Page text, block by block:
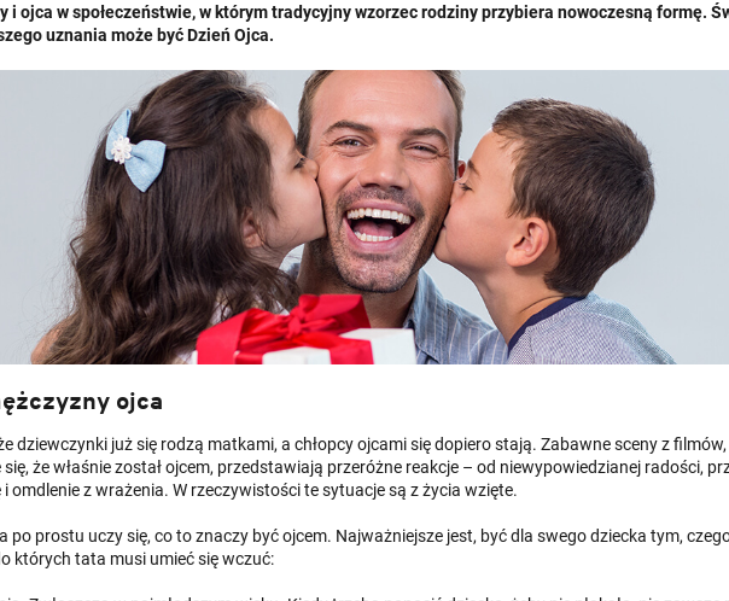
i ojca w społeczeństwie, w którym tradycyjny wzorzec rodziny przybiera nowoczesną formę.
uznania może być Dzień Ojca.
ojca
dziewczynki już się rodzą matkami, a chłopcy ojcami się dopiero stają. Zabawne sceny z
że właśnie został ojcem, przedstawiają przeróżne reakcje – od niewypowiedzianej radości,
i omdlenie z wrażenia. W rzeczywistości te sytuacje są z życia wzięte.
po prostu uczy się, co to znaczy być ojcem. Najważniejsze jest, być dla swego dziecka tym,
których tata musi umieć się wczuć: